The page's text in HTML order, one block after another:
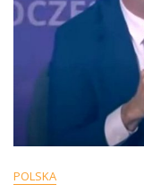
POLSKA